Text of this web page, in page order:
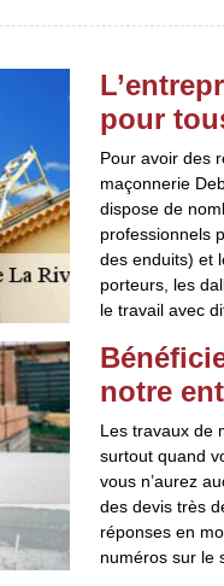
pour
Pour avoir des
maçonnerie
dispose de
professionnels
des enduits) et
porteurs, les
le travail avec
notre
Les travaux de
surtout quand
vous n’aurez
des devis très
réponses en
numéros sur le